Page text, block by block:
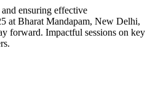
ensuring effective
at Bharat Mandapam, New Delhi,
forward. Impactful sessions on key